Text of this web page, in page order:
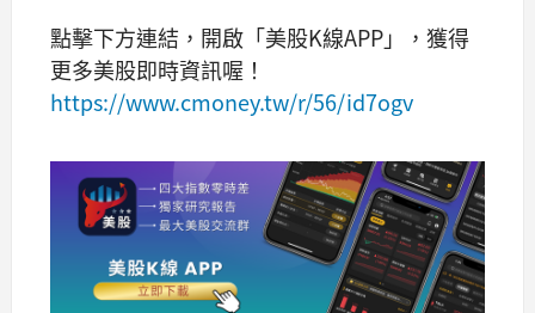
點擊下方連結，開啟「美股K線APP」，獲得
更多美股即時資訊喔！
https://www.cmoney.tw/r/56/id7ogv